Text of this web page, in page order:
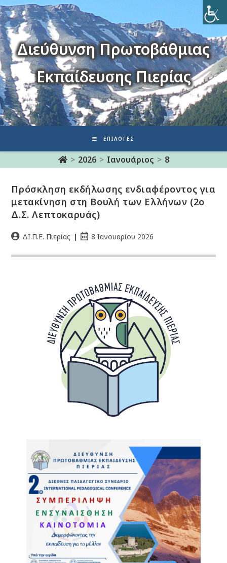
Διεύθυνση Πρωτοβάθμιας
Εκπαίδευσης Πιερίας
ΕΠΙΛΟΓΈΣ
> 2026 > Ιανουάριος > 8
Πρόσκληση εκδήλωσης ενδιαφέροντος για
μετακίνηση στη Βουλή των Ελλήνων (2ο
Δ.Σ. Λεπτοκαρυάς)
ΔΙ.Π.Ε. Πιερίας 8 Ιανουαρίου 2026